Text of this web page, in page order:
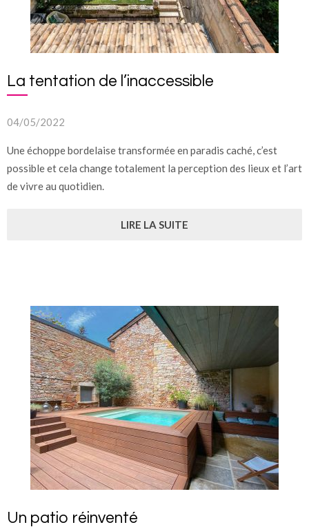
La tentation de l’inaccessible
04/05/2022
Une échoppe bordelaise transformée en paradis caché, c’est
possible et cela change totalement la perception des lieux et l’art
de vivre au quotidien.
LIRE LA SUITE
Un patio réinventé